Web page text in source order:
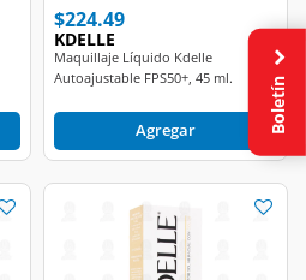
$224.49
KDELLE
Maquillaje Líquido Kdelle
Autoajustable FPS50+, 45 ml.
Agregar Boletín